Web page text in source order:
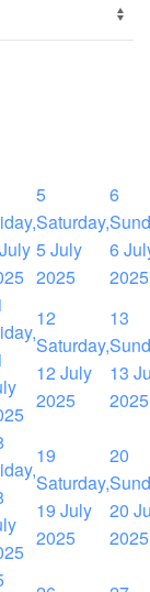
5
Saturday,
5 July
2025
6
6
2025
12
Saturday,
12 July
2025
13
13
2025
19
Saturday,
19 July
2025
20
20
2025